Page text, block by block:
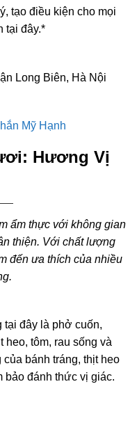
tạo điều kiện cho mọi
tại đây.*
Long Biên, Hà Nội
Mỹ Hạnh
Hương Vị
ẩm thực với không gian
thiện. Với chất lượng
đến ưa thích của nhiều
tại đây là phở cuốn,
tôm, rau sống và
bánh tráng, thịt heo
đánh thức vị giác.